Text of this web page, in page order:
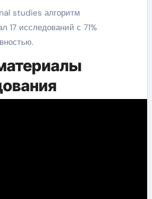
studies алгоритм
17 исследований с 71%